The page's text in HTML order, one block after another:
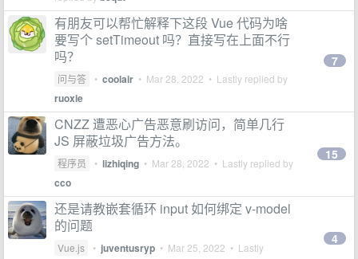
有朋友可以帮忙解释下这段 Vue 代码为啥
要写个 setTimeout 吗？直接写在上面不行
吗？
问与答 • coolair • Mar 28, 2022 • Lastly replied by
ruoxie
7
CNZZ 遭恶心广告恶意刷访问，简单几行
JS 屏蔽垃圾广告方法。
程序员 • lizhiqing • Mar 28, 2022 • Lastly replied by
cco
15
还是请教嵌套循环 input 如何绑定 v-model
的问题
Vue.js • juventusryp • Mar 25, 2022 • Lastly
4